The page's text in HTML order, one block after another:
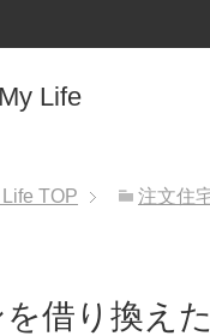
Life
TOP
注文住
借り換え